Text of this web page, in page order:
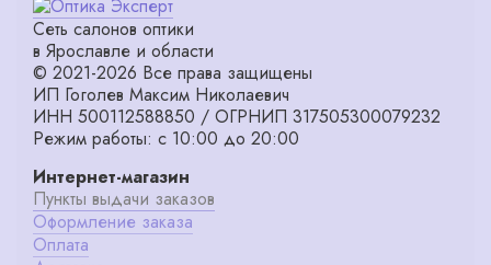
Сеть салонов оптики
в Ярославле и области
© 2021-2026 Все права защищены
ИП Гоголев Максим Николаевич
ИНН 500112588850 / ОГРНИП 317505300079232
Режим работы: с 10:00 до 20:00
Интернет-магазин
Пункты выдачи заказов
Оформление заказа
Оплата